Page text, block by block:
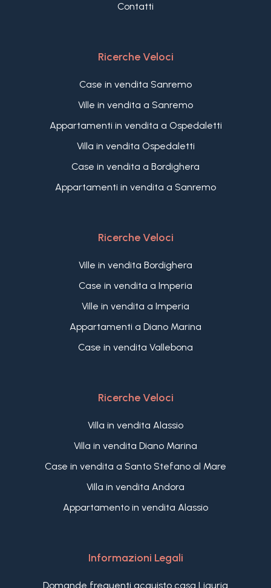
Contatti
Ricerche Veloci
Case in vendita Sanremo
Ville in vendita a Sanremo
Appartamenti in vendita a Ospedaletti
Villa in vendita Ospedaletti
Case in vendita a Bordighera
Appartamenti in vendita a Sanremo
Ricerche Veloci
Ville in vendita Bordighera
Case in vendita a Imperia
Ville in vendita a Imperia
Appartamenti a Diano Marina
Case in vendita Vallebona
Ricerche Veloci
Villa in vendita Alassio
Villa in vendita Diano Marina
Case in vendita a Santo Stefano al Mare
Villa in vendita Andora
Appartamento in vendita Alassio
Informazioni Legali
Domande frequenti acquisto casa Liguria